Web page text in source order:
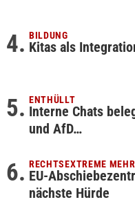
BILDUNG
Kitas als
ENTHÜLLT
Interne Chats
und AfD…
RECHTSEXTREME
EU-
nächste Hürde